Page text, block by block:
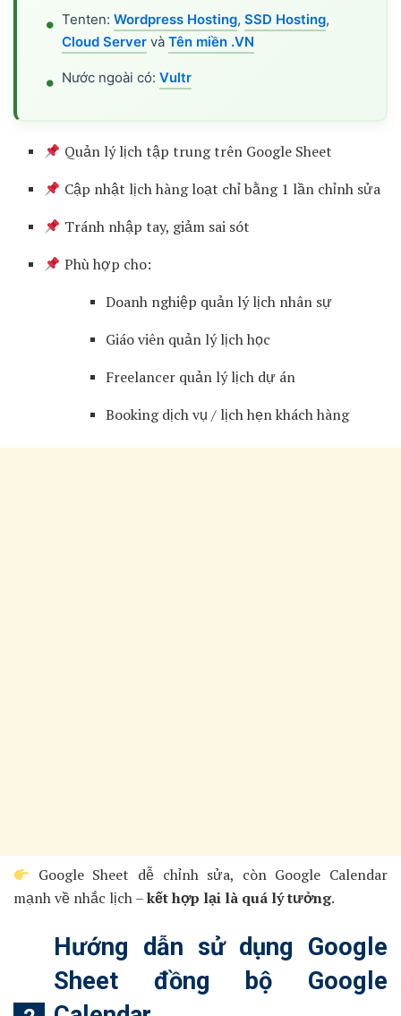
Tenten: Wordpress Hosting, SSD Hosting,
Cloud Server và Tên miền .VN
Nước ngoài có: Vultr
Quản lý lịch tập trung trên Google Sheet
Cập nhật lịch hàng loạt chỉ bằng 1 lần chỉnh sửa
Tránh nhập tay, giảm sai sót
Phù hợp cho:
Doanh nghiệp quản lý lịch nhân sự
Giáo viên quản lý lịch học
Freelancer quản lý lịch dự án
Booking dịch vụ / lịch hẹn khách hàng
Google Sheet dễ chỉnh sửa, còn Google Calendar
mạnh về nhắc lịch –kết hợp lại là quá lý tưởng.
Hướng dẫn sử dụng Google
Sheet đồng bộ Google